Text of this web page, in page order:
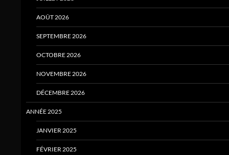
AOÛT 2026
SEPTEMBRE 2026
OCTOBRE 2026
NOVEMBRE 2026
DÉCEMBRE 2026
ANNÉE 2025
JANVIER 2025
FÉVRIER 2025